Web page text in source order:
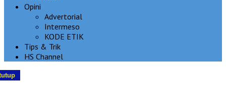
Opini
Advertorial
Intermeso
KODE ETIK
Tips & Trik
HS Channel